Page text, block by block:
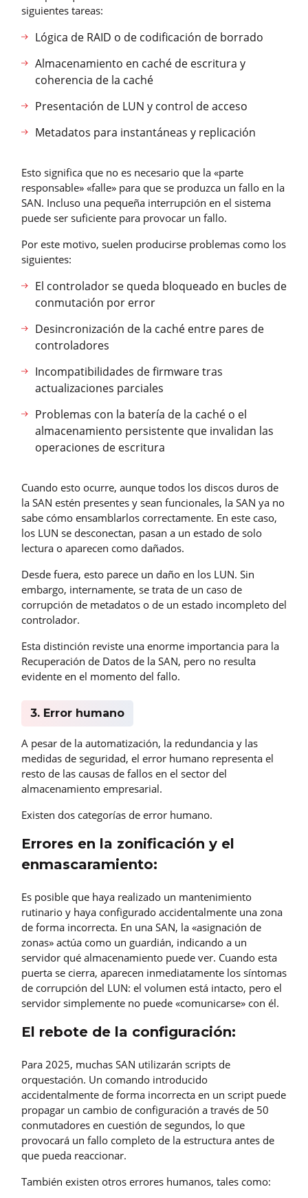
siguientes tareas:
Lógica de RAID o de codificación de borrado
Almacenamiento en caché de escritura y
coherencia de la caché
Presentación de LUN y control de acceso
Metadatos para instantáneas y replicación
Esto significa que no es necesario que la «parte
responsable» «falle» para que se produzca un fallo en la
SAN. Incluso una pequeña interrupción en el sistema
puede ser suficiente para provocar un fallo.
Por este motivo, suelen producirse problemas como los
siguientes:
El controlador se queda bloqueado en bucles de
conmutación por error
Desincronización de la caché entre pares de
controladores
Incompatibilidades de firmware tras
actualizaciones parciales
Problemas con la batería de la caché o el
almacenamiento persistente que invalidan las
operaciones de escritura
Cuando esto ocurre, aunque todos los discos duros de
la SAN estén presentes y sean funcionales, la SAN ya no
sabe cómo ensamblarlos correctamente. En este caso,
los LUN se desconectan, pasan a un estado de solo
lectura o aparecen como dañados.
Desde fuera, esto parece un daño en los LUN. Sin
embargo, internamente, se trata de un caso de
corrupción de metadatos o de un estado incompleto del
controlador.
Esta distinción reviste una enorme importancia para la
Recuperación de Datos de la SAN, pero no resulta
evidente en el momento del fallo.
3. Error humano
A pesar de la automatización, la redundancia y las
medidas de seguridad, el error humano representa el
resto de las causas de fallos en el sector del
almacenamiento empresarial.
Existen dos categorías de error humano.
Errores en la zonificación y el
enmascaramiento:
Es posible que haya realizado un mantenimiento
rutinario y haya configurado accidentalmente una zona
de forma incorrecta. En una SAN, la «asignación de
zonas» actúa como un guardián, indicando a un
servidor qué almacenamiento puede ver. Cuando esta
puerta se cierra, aparecen inmediatamente los síntomas
de corrupción del LUN: el volumen está intacto, pero el
servidor simplemente no puede «comunicarse» con él.
El rebote de la configuración:
Para 2025, muchas SAN utilizarán scripts de
orquestación. Un comando introducido
accidentalmente de forma incorrecta en un script puede
propagar un cambio de configuración a través de 50
conmutadores en cuestión de segundos, lo que
provocará un fallo completo de la estructura antes de
que pueda reaccionar.
También existen otros errores humanos, tales como: